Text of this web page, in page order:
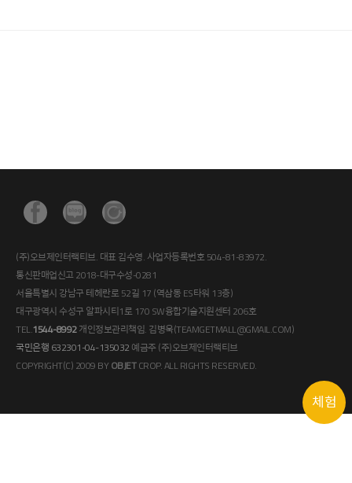
(주)오브제인터랙티브. 대표 김수영. 사업자등록번호 504-81-83972.
통신판매업신고 2018-대구수성-0281
서울특별시 강남구 테헤란로 52길 17 (역삼동 ES타워 13층)
대구광역시 수성구 알파시티1로 170 SW융합기술지원센터 206호
TEL.1544-8992개인정보관리책임. 김병욱(TEAMGETMALL@GMAIL.COM)
국민은행 632301-04-135032 예금주 (주)오브제인터랙티브
COPYRIGHT(C) 2009 BYOBJETCROP. ALL RIGHTS RESERVED.
체험